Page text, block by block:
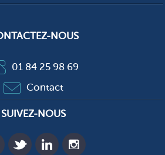
NOUS
01 84 25 98 69
Contact
SUIVEZ-NOUS